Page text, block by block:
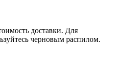
доставки. Для
черновым распилом.